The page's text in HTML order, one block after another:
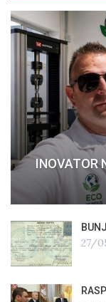
INOVATOR
27/